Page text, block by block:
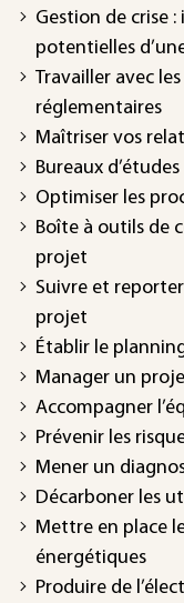
Gestion de crise
potentielles
Travailler avec
réglementaires
Maîtriser vos
Bureaux
Optimiser les
Boîte à outils de
projet
Suivre et
projet
Établir le
Manager un
Accompagner
Prévenir les
Mener un
Décarboner les
Mettre en place
énergétiques
Produire de